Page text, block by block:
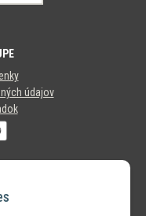
údajov